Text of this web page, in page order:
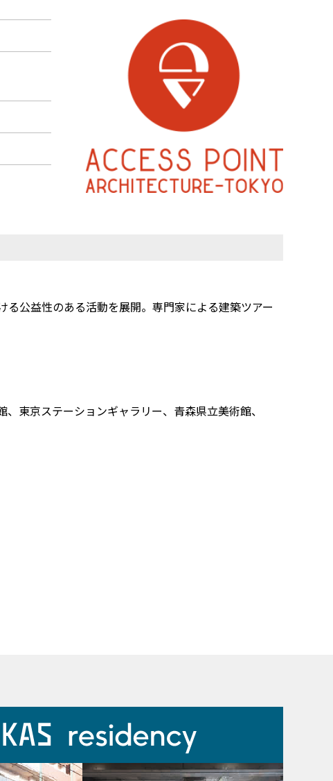
公益性のある活動を展開。専門家による建築ツアー
東京ステーションギャラリー、青森県立美術館、